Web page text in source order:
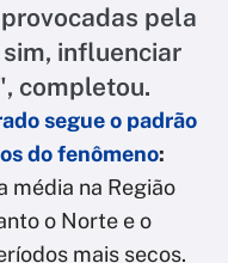
pela
influenciar
completou.
segue o padrão
do fenômeno:
média na Região
o Norte e o
mais secos.